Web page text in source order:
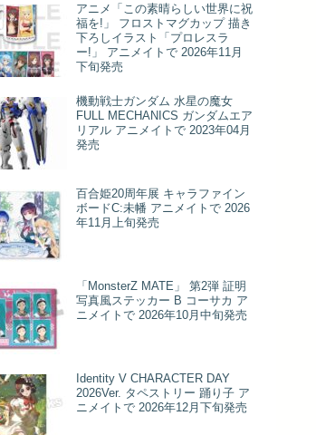
アニメ「この素晴らしい世界に祝
福を!」 フロストマグカップ 描き
下ろしイラスト「プロレスラ
ー!」 アニメイトで 2026年11月
下旬発売
機動戦士ガンダム 水星の魔女
FULL MECHANICS ガンダムエア
リアル アニメイトで 2023年04月
発売
百合姫20周年展 キャラファイン
ボードC:未幡 アニメイトで 2026
年11月上旬発売
「MonsterZ MATE」 第2弾 証明
写真風ステッカー B コーサカ ア
ニメイトで 2026年10月中旬発売
Identity V CHARACTER DAY
2026Ver. タペストリー 踊り子 ア
ニメイトで 2026年12月下旬発売